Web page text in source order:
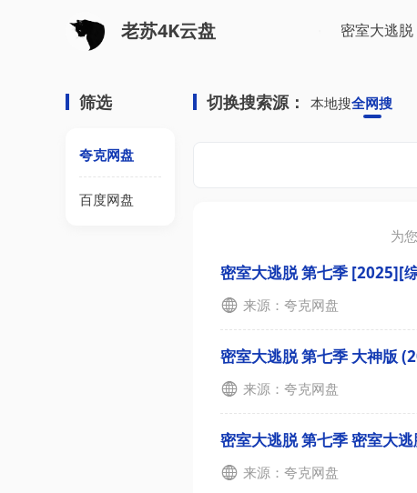
老苏4K云盘
筛选
夸克网盘
百度网盘
切换搜索源： 本地搜全网搜
为
密室大逃脱 第七季 [2025][
来源：夸克网盘
密室大逃脱 第七季 大神版
来源：夸克网盘
密室大逃脱 第七季 密室大
来源：夸克网盘